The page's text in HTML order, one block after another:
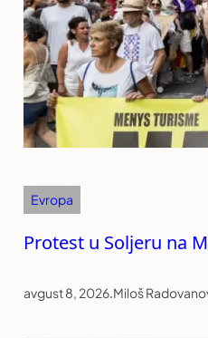
Evropa
Protest u Soljeru na
avgust 8, 2026.Miloš